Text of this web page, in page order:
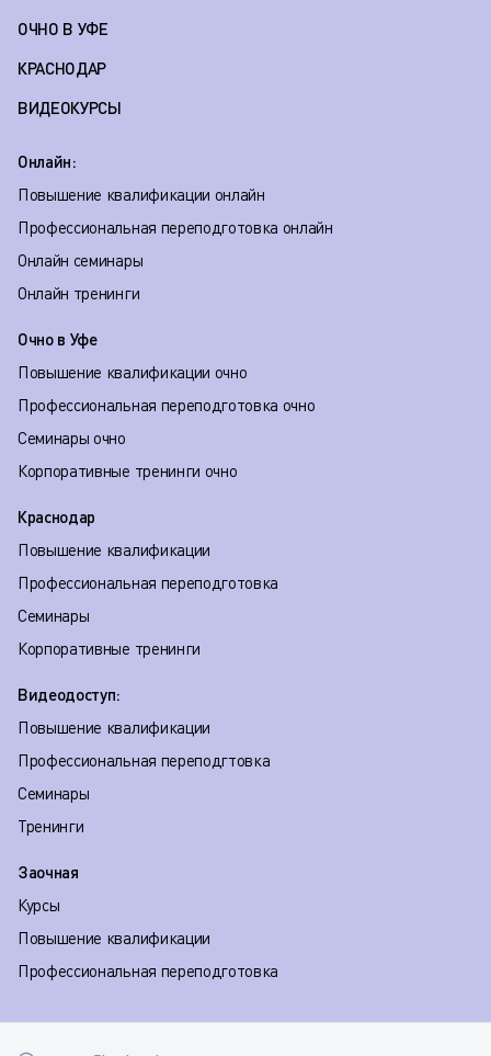
ОЧНО В УФЕ
КРАСНОДАР
ВИДЕОКУРСЫ
Онлайн:
Повышение квалификации онлайн
Профессиональная переподготовка онлайн
Онлайн семинары
Онлайн тренинги
Очно в Уфе
Повышение квалификации очно
Профессиональная переподготовка очно
Семинары очно
Корпоративные тренинги очно
Краснодар
Повышение квалификации
Профессиональная переподготовка
Семинары
Корпоративные тренинги
Видеодоступ:
Повышение квалификации
Профессиональная переподгтовка
Семинары
Тренинги
Заочная
Курсы
Повышение квалификации
Профессиональная переподготовка